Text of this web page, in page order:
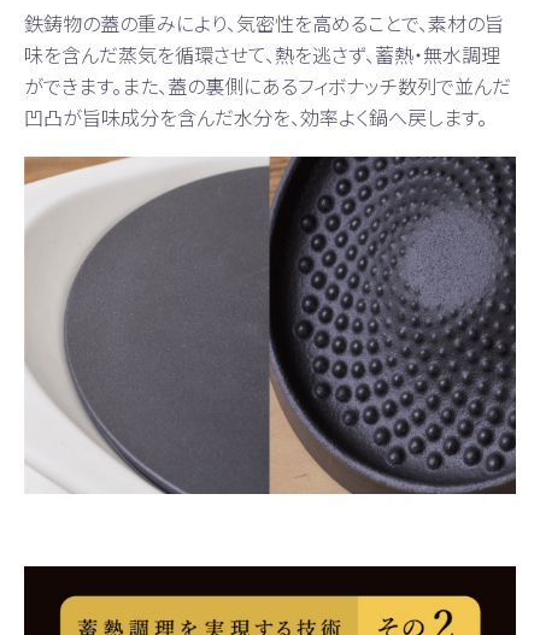
鉄鋳物の蓋の重みにより、気密性を高めることで、素材の旨
味を含んだ蒸気を循環させて、熱を逃さず、蓄熱・無水調理
ができます。また、蓋の裏側にあるフィボナッチ数列で並んだ
凹凸が旨味成分を含んだ水分を、効率よく鍋へ戻します。